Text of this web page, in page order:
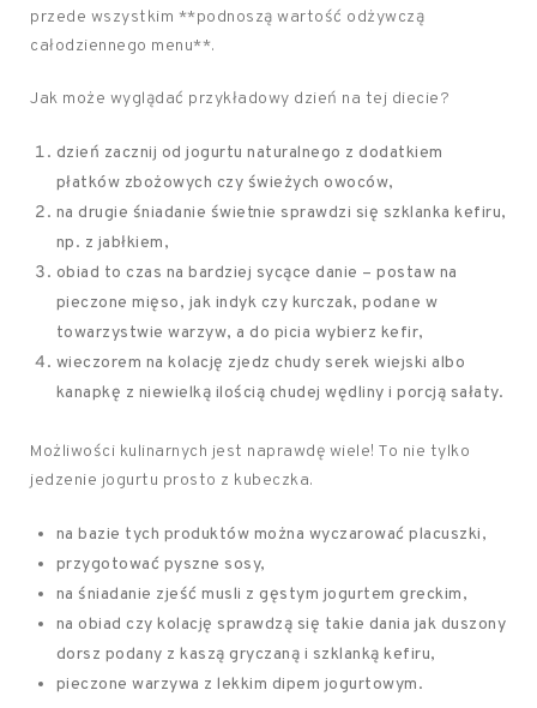
przede wszystkim **podnoszą wartość odżywczą
całodziennego menu**.
Jak może wyglądać przykładowy dzień na tej diecie?
dzień zacznij od jogurtu naturalnego z dodatkiem
płatków zbożowych czy świeżych owoców,
na drugie śniadanie świetnie sprawdzi się szklanka kefiru,
np. z jabłkiem,
obiad to czas na bardziej sycące danie – postaw na
pieczone mięso, jak indyk czy kurczak, podane w
towarzystwie warzyw, a do picia wybierz kefir,
wieczorem na kolację zjedz chudy serek wiejski albo
kanapkę z niewielką ilością chudej wędliny i porcją sałaty.
Możliwości kulinarnych jest naprawdę wiele! To nie tylko
jedzenie jogurtu prosto z kubeczka.
na bazie tych produktów można wyczarować placuszki,
przygotować pyszne sosy,
na śniadanie zjeść musli z gęstym jogurtem greckim,
na obiad czy kolację sprawdzą się takie dania jak duszony
dorsz podany z kaszą gryczaną i szklanką kefiru,
pieczone warzywa z lekkim dipem jogurtowym.